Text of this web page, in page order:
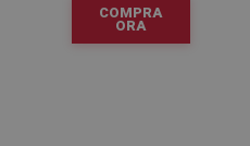
COMPRA
ORA